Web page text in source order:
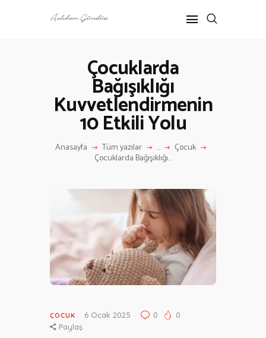
Çocuklarda
Bağışıklığı
Kuvvetlendirmenin
10 Etkili Yolu
Anasayfa Tüm yazılar ... Çocuk
Çocuklarda Bağışıklığı...
ANASAYFA
RÖPORTAJ
ANNE-ÇOCUK
KÜLTÜR SANAT
HAKKIMDA
ÇOCUK 6 Ocak 2025 0
0
Paylaş